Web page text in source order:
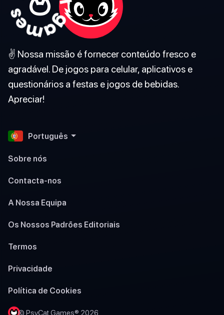
✌️ Nossa missão é fornecer conteúdo fresco e
agradável. De jogos para celular, aplicativos e
questionários a festas e jogos de bebidas.
Apreciar!
Português
Sobre nós
Contacta-nos
A Nossa Equipa
Os Nossos Padrões Editoriais
Termos
Privacidade
Política de Cookies
© PsyCat Games® 2026